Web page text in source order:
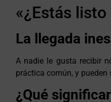
«¿Estás
La llegada
A nadie le gusta recibir
práctica común, y
¿Qué